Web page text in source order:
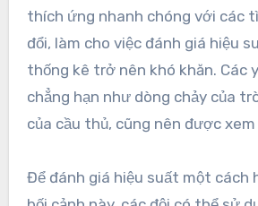
thích ứng nhanh chóng với các
đổi, làm cho việc đánh giá hiệu
thống kê trở nên khó khăn. Các
chẳng hạn như dòng chảy của
của cầu thủ, cũng nên được
Để đánh giá hiệu suất một cách